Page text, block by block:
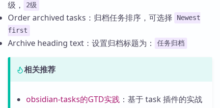
级，
2级
Order archived tasks：归档任务排序，可选择
Newest
first
Archive heading text：设置归档标题为： 任务归档
相关推荐
obsidian-tasks的GTD实践：基于 task 插件的实战